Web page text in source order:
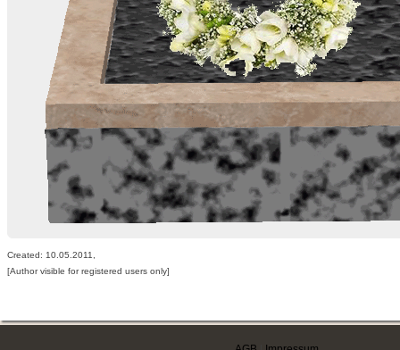
Created: 10.05.2011,
[Author visible for registered users only]